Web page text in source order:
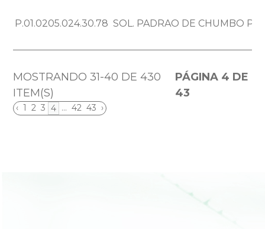
P.01.0205.024.30.78 SOL. PADRAO DE CHUMBO Pb
MOSTRANDO 31-40 DE 430
ITEM(S)
PÁGINA 4 DE
43
‹ 1 2 3 4 ... 42 43 ›